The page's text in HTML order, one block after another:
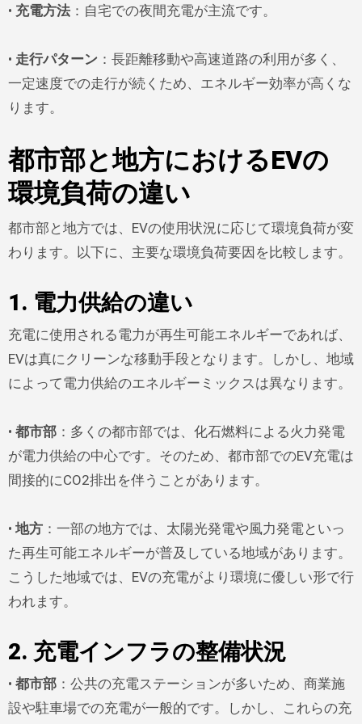
• 充電方法：自宅での夜間充電が主流です。
• 走行パターン：長距離移動や高速道路の利用が多く、
一定速度での走行が続くため、エネルギー効率が高くな
ります。
都市部と地方におけるEVの
環境負荷の違い
都市部と地方では、EVの使用状況に応じて環境負荷が変
わります。以下に、主要な環境負荷要因を比較します。
1. 電力供給の違い
充電に使用される電力が再生可能エネルギーであれば、
EVは真にクリーンな移動手段となります。しかし、地域
によって電力供給のエネルギーミックスは異なります。
• 都市部：多くの都市部では、化石燃料による火力発電
が電力供給の中心です。そのため、都市部でのEV充電は
間接的にCO2排出を伴うことがあります。
• 地方：一部の地方では、太陽光発電や風力発電といっ
た再生可能エネルギーが普及している地域があります。
こうした地域では、EVの充電がより環境に優しい形で行
われます。
2. 充電インフラの整備状況
• 都市部：公共の充電ステーションが多いため、商業施
設や駐車場での充電が一般的です。しかし、これらの充